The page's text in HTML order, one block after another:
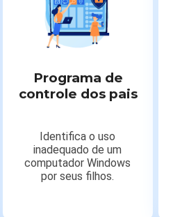
Programa de
controle dos pais
Identifica o uso
inadequado de um
computador Windows
por seus filhos.